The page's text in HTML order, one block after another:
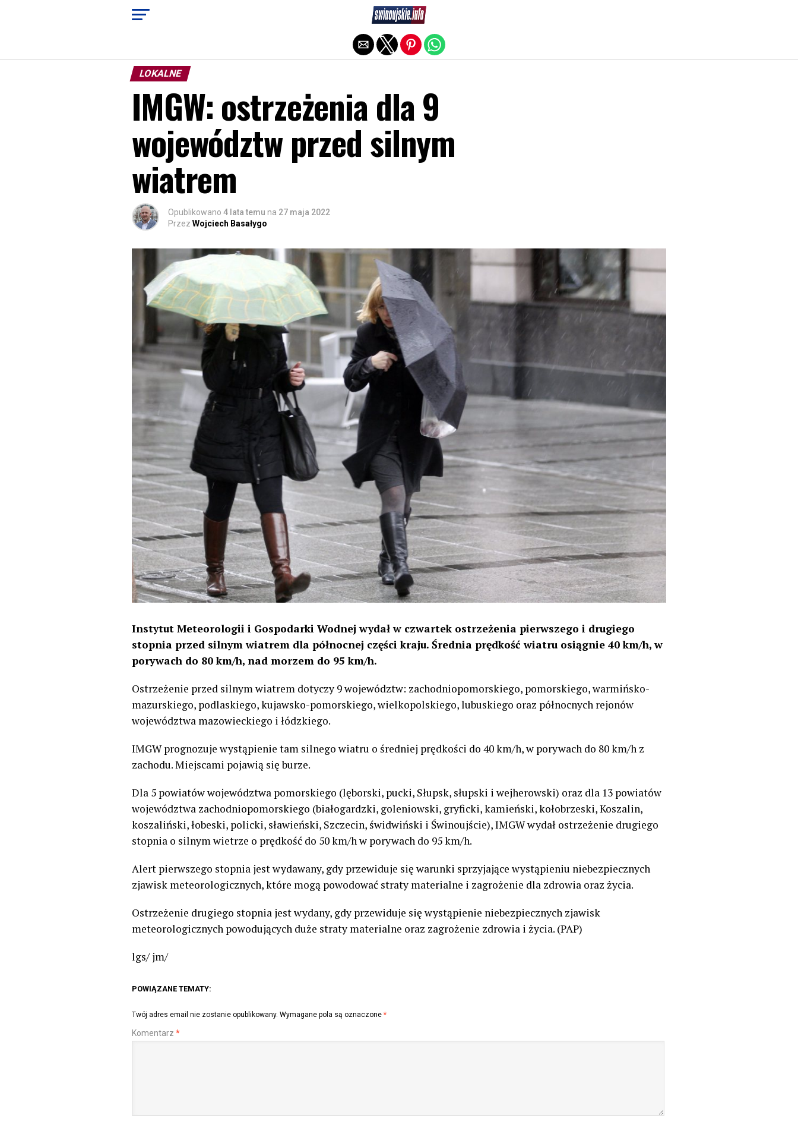
LOKALNE
IMGW: ostrzeżenia dla 9
województw przed silnym
wiatrem
Opublikowano 4 lata temu na 27 maja 2022
Przez Wojciech Basałygo
Instytut Meteorologii i Gospodarki Wodnej wydał w czwartek ostrzeżenia pierwszego i drugiego
stopnia przed silnym wiatrem dla północnej części kraju. Średnia prędkość wiatru osiągnie 40 km/h, w
porywach do 80 km/h, nad morzem do 95 km/h.
Ostrzeżenie przed silnym wiatrem dotyczy 9 województw: zachodniopomorskiego, pomorskiego, warmińsko-
mazurskiego, podlaskiego, kujawsko-pomorskiego, wielkopolskiego, lubuskiego oraz północnych rejonów
województwa mazowieckiego i łódzkiego.
IMGW prognozuje wystąpienie tam silnego wiatru o średniej prędkości do 40 km/h, w porywach do 80 km/h z
zachodu. Miejscami pojawią się burze.
Dla 5 powiatów województwa pomorskiego (lęborski, pucki, Słupsk, słupski i wejherowski) oraz dla 13 powiatów
województwa zachodniopomorskiego (białogardzki, goleniowski, gryficki, kamieński, kołobrzeski, Koszalin,
koszaliński, łobeski, policki, sławieński, Szczecin, świdwiński i Świnoujście), IMGW wydał ostrzeżenie drugiego
stopnia o silnym wietrze o prędkość do 50 km/h w porywach do 95 km/h.
Alert pierwszego stopnia jest wydawany, gdy przewiduje się warunki sprzyjające wystąpieniu niebezpiecznych
zjawisk meteorologicznych, które mogą powodować straty materialne i zagrożenie dla zdrowia oraz życia.
Ostrzeżenie drugiego stopnia jest wydany, gdy przewiduje się wystąpienie niebezpiecznych zjawisk
meteorologicznych powodujących duże straty materialne oraz zagrożenie zdrowia i życia. (PAP)
lgs/ jm/
POWIĄZANE TEMATY:
Twój adres email nie zostanie opublikowany. Wymagane pola są oznaczone *
Komentarz *
Exit mobile version